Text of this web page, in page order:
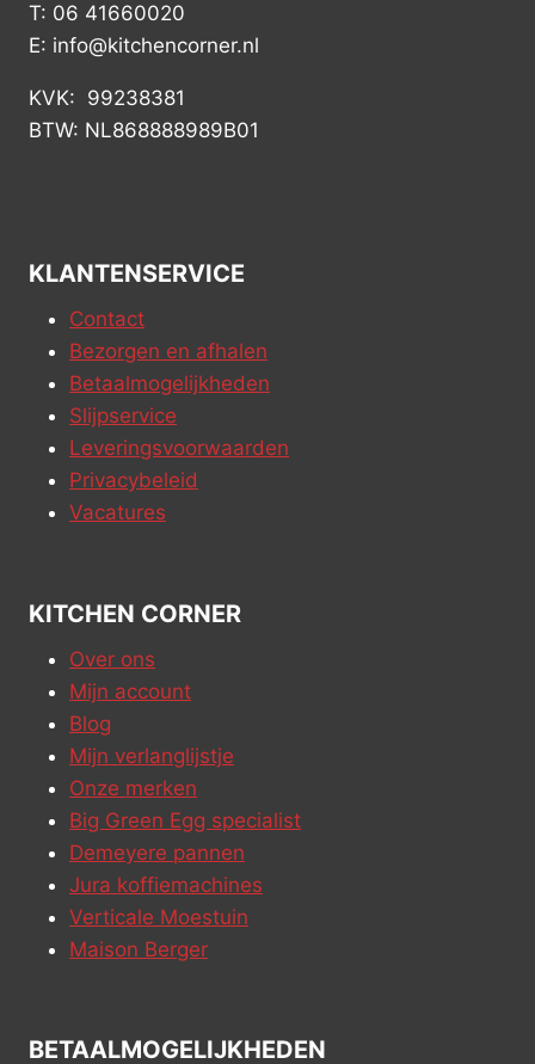
T: 06 41660020
E: info@kitchencorner.nl
KVK: 99238381
BTW: NL868888989B01
KLANTENSERVICE
Contact
Bezorgen en afhalen
Betaalmogelijkheden
Slijpservice
Leveringsvoorwaarden
Privacybeleid
Vacatures
KITCHEN CORNER
Over ons
Mijn account
Blog
Mijn verlanglijstje
Onze merken
Big Green Egg specialist
Demeyere pannen
Jura koffiemachines
Verticale Moestuin
Maison Berger
BETAALMOGELIJKHEDEN